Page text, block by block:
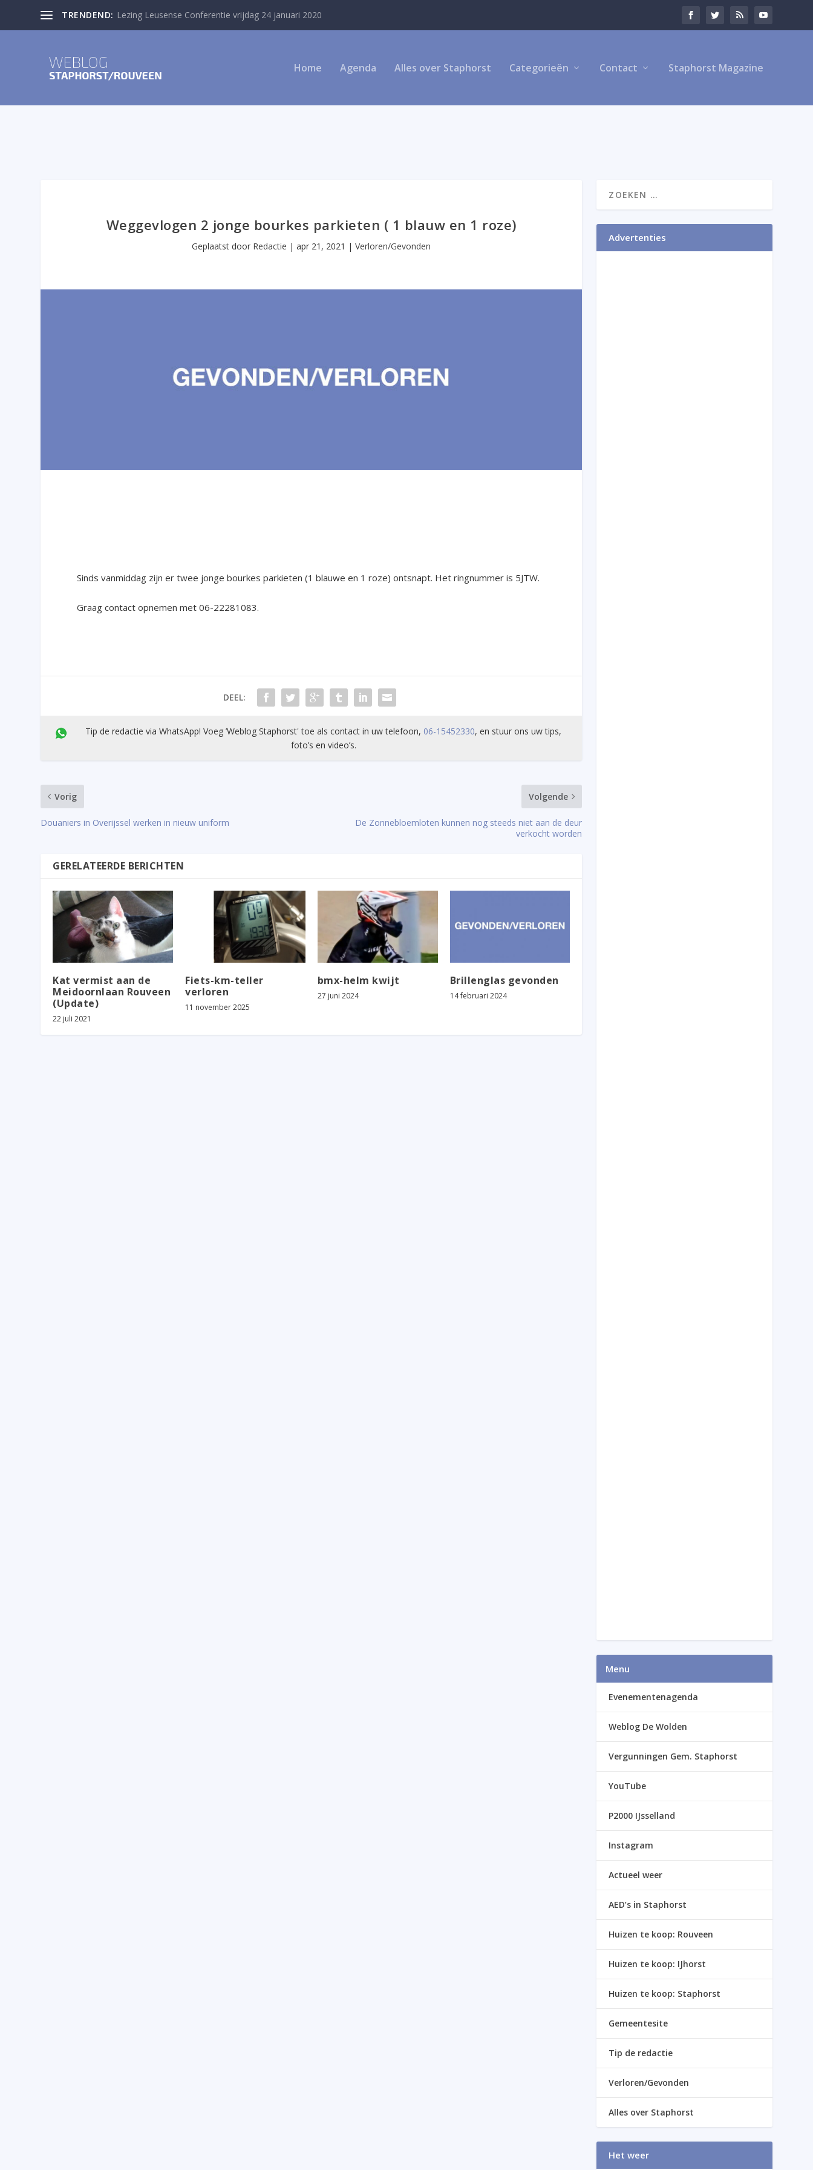
TRENDEND: Lezing Leusense Conferentie vrijdag 24 januari 2020
Home Agenda Alles over Staphorst Categorieën Contact Staphorst Magazine
Weggevlogen 2 jonge bourkes parkieten ( 1 blauw en 1 roze)
Geplaatst door Redactie |apr 21, 2021 |Verloren/Gevonden
Sinds vanmiddag zijn er twee jonge bourkes parkieten (1 blauwe en 1 roze) ontsnapt. Het ringnummer is 5JTW.
Graag contact opnemen met 06-22281083.
DEEL:
Tip de redactie via WhatsApp! Voeg ’Weblog Staphorst' toe als contact in uw telefoon, 06-15452330, en stuur ons uw tips,
foto’s en video’s.
Vorig
Douaniers in Overijssel werken in nieuw uniform
Volgende
De Zonnebloemloten kunnen nog steeds niet aan de deur
verkocht worden
GERELATEERDE BERICHTEN
Kat vermist aan de
Meidoornlaan Rouveen
(Update)
22 juli 2021
Fiets-km-teller
verloren
11 november 2025
bmx-helm kwijt
27 juni 2024
Brillenglas gevonden
14 februari 2024
Advertenties
Menu
Evenementenagenda
Weblog De Wolden
Vergunningen Gem. Staphorst
YouTube
P2000 IJsselland
Instagram
Actueel weer
AED’s in Staphorst
Huizen te koop: Rouveen
Huizen te koop: IJhorst
Huizen te koop: Staphorst
Gemeentesite
Tip de redactie
Verloren/Gevonden
Alles over Staphorst
Het weer